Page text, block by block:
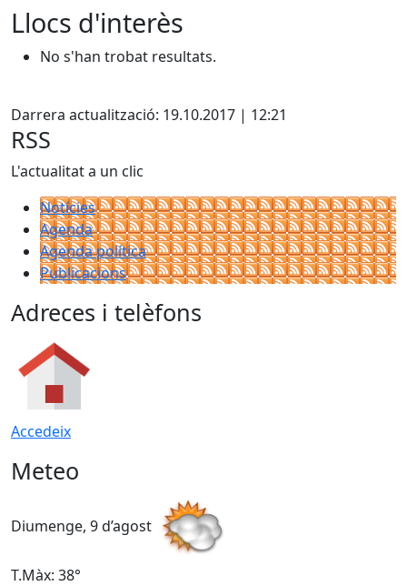
Llocs d'interès
No s'han trobat resultats.
Darrera actualització: 19.10.2017 | 12:21
RSS
L'actualitat a un clic
Notícies
Agenda
Agenda política
Publicacions
Adreces i telèfons
Accedeix
Meteo
Diumenge, 9 d’agost
T.Màx: 38°